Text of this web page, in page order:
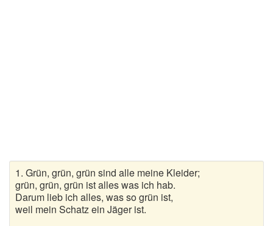
Suche
1. Grün, grün, grün sind alle meine Kleider;
grün, grün, grün ist alles was ich hab.
Darum lieb ich alles, was so grün ist,
weil mein Schatz ein Jäger ist.